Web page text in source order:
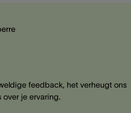
feedback, het verheugt ons
je ervaring.